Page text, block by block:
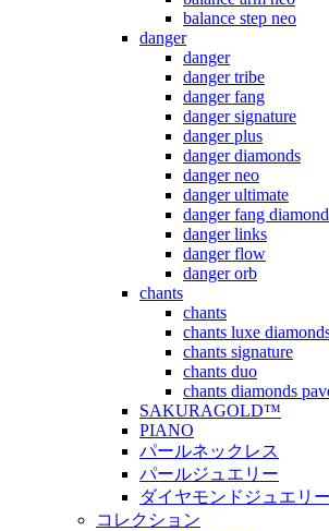
balance step neo
danger
danger
danger tribe
danger fang
danger signature
danger plus
danger diamonds
danger neo
danger ultimate
danger fang
danger links
danger flow
danger orb
chants
chants
chants luxe
chants signature
chants duo
chants diamonds
SAKURAGOLD™
PIANO
パールネックレス
パールジュエリー
ダイヤモンドジュエリー
コレクション